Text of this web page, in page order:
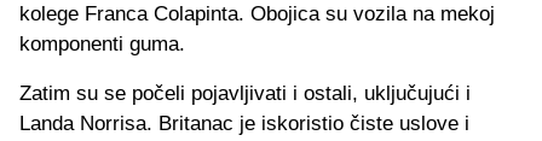
kolege Franca Colapinta. Obojica su vozila na mekoj
komponenti guma.
Zatim su se počeli pojavljivati i ostali, uključujući i
Landa Norrisa. Britanac je iskoristio čiste uslove i